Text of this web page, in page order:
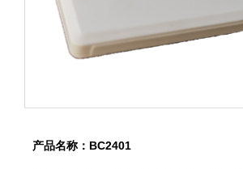
产品名称：BC2401